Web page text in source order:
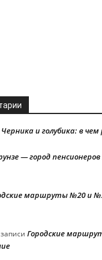
Черника и голубика: в чем
— город пенсионеров
маршруты №20 и
записи Городские